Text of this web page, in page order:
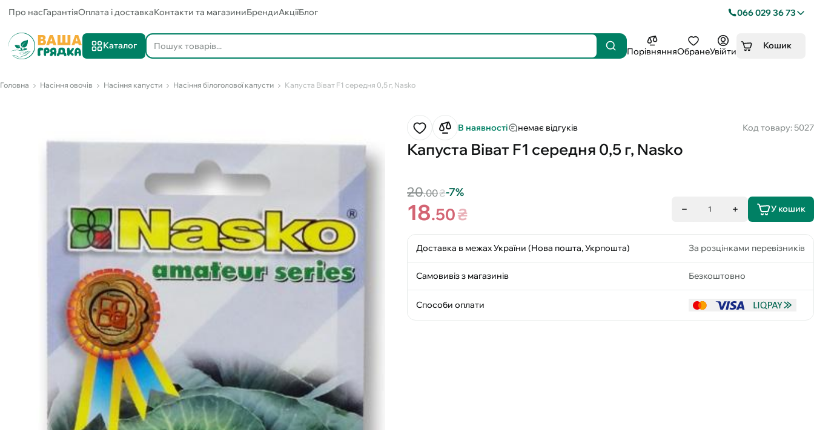
Про насГарантіяОплата і доставкаКонтакти та магазиниБрендиАкціїБлог 066 029 36 73
Каталог
ПорівнянняОбранеУвійти
Кошик
Головна Насіння овочів Насіння капусти Насіння білоголової капусти Капуста Віват F1 середня 0,5 г, Nasko
В наявності немає відгуків Код товару: 5027
Капуста Віват F1 середня 0,5 г, Nasko
20.00₴-7%
18.50₴ 1 У кошик
Доставка в межах України (Нова пошта, Укрпошта) За розцінками перевізників
Самовивіз з магазинів Безкоштовно
Способи оплати